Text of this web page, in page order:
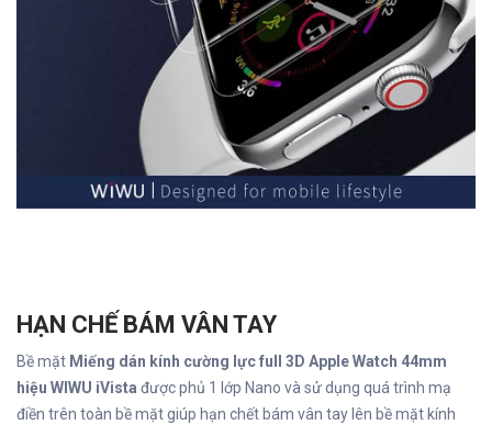
HẠN CHẾ BÁM VÂN TAY
Bề mặt Miếng dán kính cường lực full 3D Apple Watch 44mm
hiệu WIWU iVista được phủ 1 lớp Nano và sử dụng quá trình mạ
điền trên toàn bề mặt giúp hạn chết bám vân tay lên bề mặt kính